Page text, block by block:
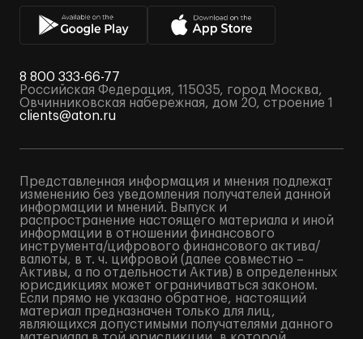
8 800 333-66-77
Российская Федерация, 115035, город Москва,
Овчинниковская набережная, дом 20, строение 1
clients@aton.ru
Представленная информация и мнения подлежат
изменению без уведомления получателей данной
информации и мнений. Выпуск и
распространение настоящего материала и иной
информации в отношении финансового
инструмента/цифрового финансового актива/
валюты, в т. ч. цифровой (далее совместно –
Активы, а по отдельности Актив) в определенных
юрисдикциях может ограничиваться законом.
Если прямо не указано обратное, настоящий
материал предназначен только для лиц,
являющихся допустимыми получателями данного